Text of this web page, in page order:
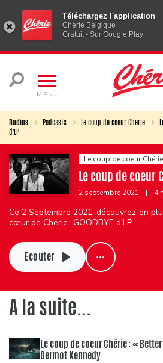
Téléchargez l'application
Chérie Belgique
Gratuit - Sur Google Play
MENU
Radios Podcasts Le coup de coeur Chérie
d'LP
Le coup de coeur Chérie
Le coup de coeur
2 septembre 2021 | 4
Ce 2 Septembre 2021, découvrez-en
cœur de Chérie : GOODBYE d'LP
Ecouter
A la suite...
Le coup de coeur Chérie : «
Dermot Kennedy